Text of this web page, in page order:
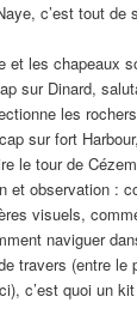
c’est tout de
et les chapeaux
sur Dinard,
les
sur fort
le tour de
et observation :
visuels,
naviguer
travers (entre le
c’est quoi un